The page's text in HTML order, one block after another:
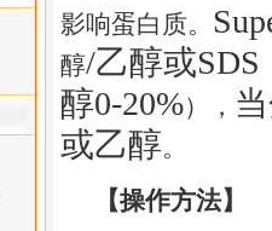
影响蛋白质。
醇/乙醇或SDS
醇0-20%） ，
或乙醇。
【操作方法】